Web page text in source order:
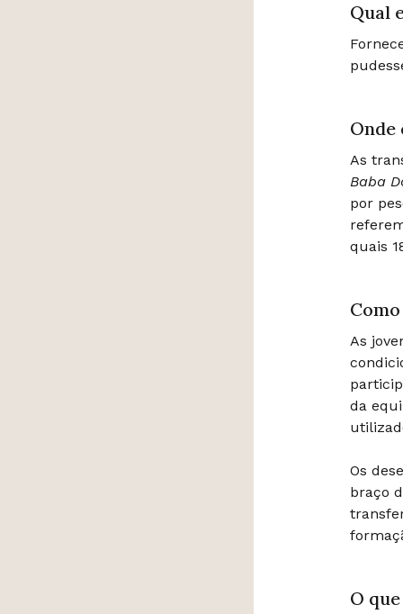
Qual
Onde
As
Baba
por
quais
As
da
Os
braço
O